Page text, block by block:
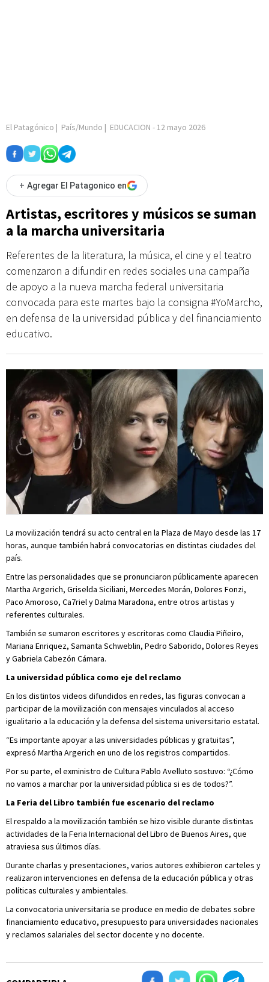
El Patagónico | País/Mundo | EDUCACION - 12 mayo 2026
+ Agregar El Patagonico en
Artistas, escritores y músicos se suman
a la marcha universitaria
Referentes de la literatura, la música, el cine y el teatro
comenzaron a difundir en redes sociales una campaña
de apoyo a la nueva marcha federal universitaria
convocada para este martes bajo la consigna #YoMarcho,
en defensa de la universidad pública y del financiamiento
educativo.
La movilización tendrá su acto central en la Plaza de Mayo desde las 17
horas, aunque también habrá convocatorias en distintas ciudades del
país.
Entre las personalidades que se pronunciaron públicamente aparecen
Martha Argerich, Griselda Siciliani, Mercedes Morán, Dolores Fonzi,
Paco Amoroso, Ca7riel y Dalma Maradona, entre otros artistas y
referentes culturales.
También se sumaron escritores y escritoras como Claudia Piñeiro,
Mariana Enriquez, Samanta Schweblin, Pedro Saborido, Dolores Reyes
y Gabriela Cabezón Cámara.
La universidad pública como eje del reclamo
En los distintos videos difundidos en redes, las figuras convocan a
participar de la movilización con mensajes vinculados al acceso
igualitario a la educación y la defensa del sistema universitario estatal.
“Es importante apoyar a las universidades públicas y gratuitas”,
expresó Martha Argerich en uno de los registros compartidos.
Por su parte, el exministro de Cultura Pablo Avelluto sostuvo: “¿Cómo
no vamos a marchar por la universidad pública si es de todos?”.
La Feria del Libro también fue escenario del reclamo
El respaldo a la movilización también se hizo visible durante distintas
actividades de la Feria Internacional del Libro de Buenos Aires, que
atraviesa sus últimos días.
Durante charlas y presentaciones, varios autores exhibieron carteles y
realizaron intervenciones en defensa de la educación pública y otras
políticas culturales y ambientales.
La convocatoria universitaria se produce en medio de debates sobre
financiamiento educativo, presupuesto para universidades nacionales
y reclamos salariales del sector docente y no docente.